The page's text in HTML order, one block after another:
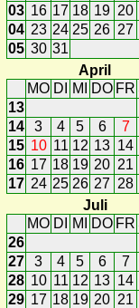
03 16 17 18 19 20
04 23 24 25 26 27
05 30 31
April
MO DI MI DO FR
13
14
3 4 5 6
7
15 10 11 12 13 14
16 17 18 19 20 21
17 24 25 26 27 28
Juli
MO DI MI DO FR
26
27
3 4 5 6
7
28 10 11 12 13 14
29 17 18 19 20 21